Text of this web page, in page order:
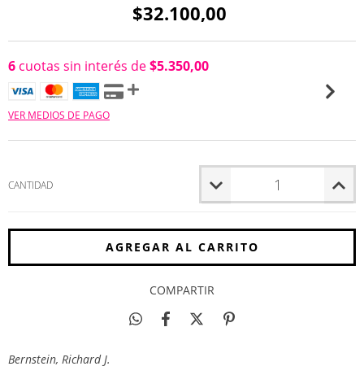
$32.100,00
6 cuotas sin interés de$5.350,00
VER MEDIOS DE PAGO
CANTIDAD
COMPARTIR
Bernstein, Richard J.